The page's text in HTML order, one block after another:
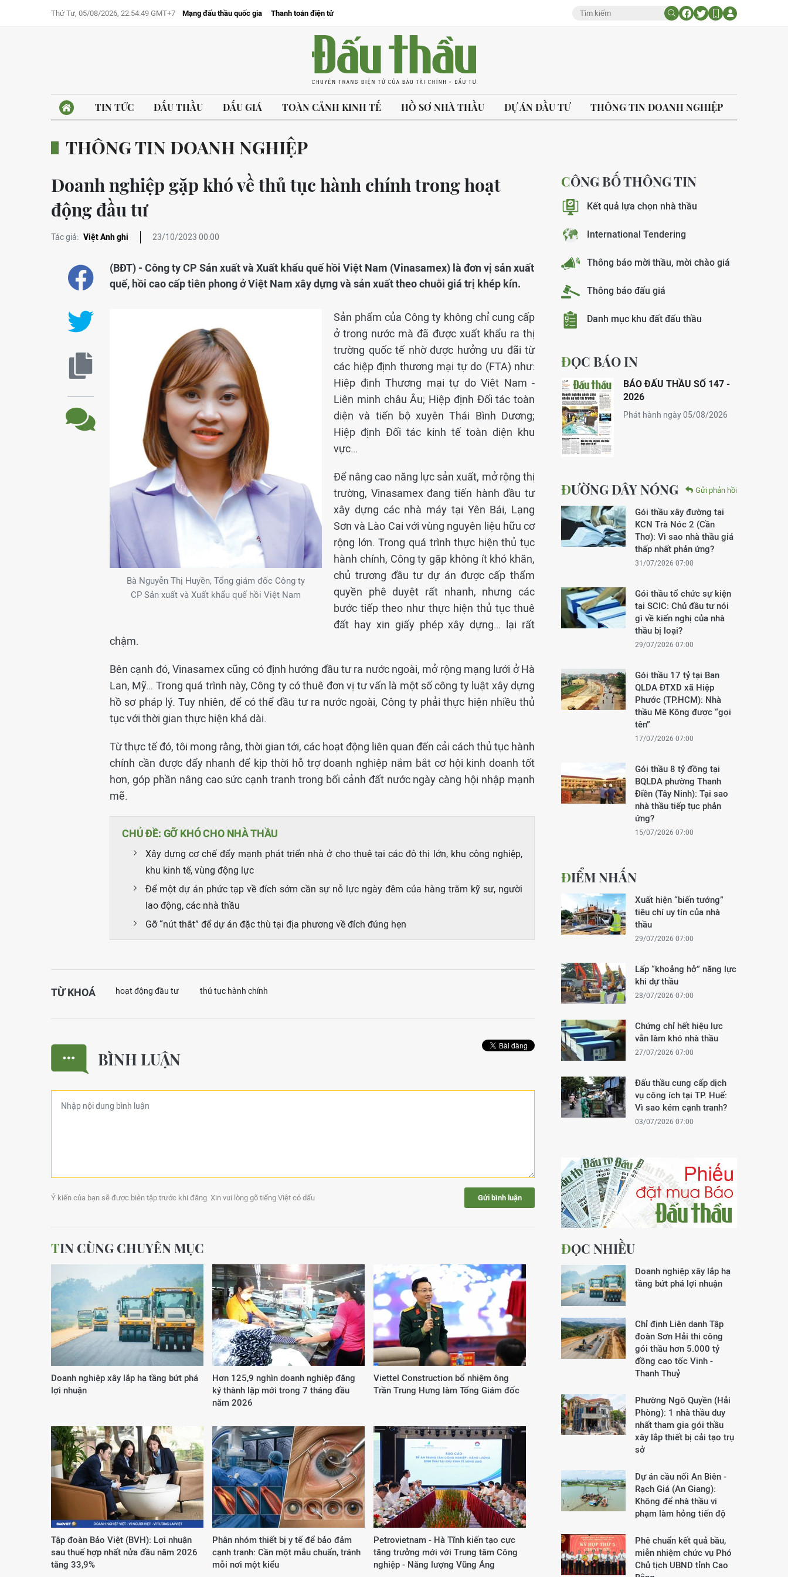
Thứ Tư, 05/08/2026, 22:54:49 GMT+7 Mạng đấu thầu quốc gia Thanh toán điện tử
TIN TỨC ĐẤU THẦU ĐẤU GIÁ TOÀN CẢNH KINH TẾ HỒ SƠ NHÀ THẦU DỰ ÁN ĐẦU TƯ THÔNG TIN DOANH NGHIỆP
THÔNG TIN DOANH NGHIỆP
Doanh nghiệp gặp khó về thủ tục hành chính trong hoạt
động đầu tư
Tác giả: Việt Anh ghi 23/10/2023 00:00
(BĐT) - Công ty CP Sản xuất và Xuất khẩu quế hồi Việt Nam (Vinasamex) là đơn vị sản xuất
quế, hồi cao cấp tiên phong ở Việt Nam xây dựng và sản xuất theo chuỗi giá trị khép kín.
Bà Nguyễn Thị Huyền, Tổng giám đốc Công ty
CP Sản xuất và Xuất khẩu quế hồi Việt Nam
Sản phẩm của Công ty không chỉ cung cấp
ở trong nước mà đã được xuất khẩu ra thị
trường quốc tế nhờ được hưởng ưu đãi từ
các hiệp định thương mại tự do (FTA) như:
Hiệp định Thương mại tự do Việt Nam -
Liên minh châu Âu; Hiệp định Đối tác toàn
diện và tiến bộ xuyên Thái Bình Dương;
Hiệp định Đối tác kinh tế toàn diện khu
vực…
Để nâng cao năng lực sản xuất, mở rộng thị
trường, Vinasamex đang tiến hành đầu tư
xây dựng các nhà máy tại Yên Bái, Lạng
Sơn và Lào Cai với vùng nguyên liệu hữu cơ
rộng lớn. Trong quá trình thực hiện thủ tục
hành chính, Công ty gặp không ít khó khăn,
chủ trương đầu tư dự án được cấp thẩm
quyền phê duyệt rất nhanh, nhưng các
bước tiếp theo như thực hiện thủ tục thuê
đất hay xin giấy phép xây dựng… lại rất
chậm.
Bên cạnh đó, Vinasamex cũng có định hướng đầu tư ra nước ngoài, mở rộng mạng lưới ở Hà
Lan, Mỹ… Trong quá trình này, Công ty có thuê đơn vị tư vấn là một số công ty luật xây dựng
hồ sơ pháp lý. Tuy nhiên, để có thể đầu tư ra nước ngoài, Công ty phải thực hiện nhiều thủ
tục với thời gian thực hiện khá dài.
Từ thực tế đó, tôi mong rằng, thời gian tới, các hoạt động liên quan đến cải cách thủ tục hành
chính cần được đẩy nhanh để kịp thời hỗ trợ doanh nghiệp nắm bắt cơ hội kinh doanh tốt
hơn, góp phần nâng cao sức cạnh tranh trong bối cảnh đất nước ngày càng hội nhập mạnh
mẽ.
CHỦ ĐỀ: GỠ KHÓ CHO NHÀ THẦU
Xây dựng cơ chế đẩy mạnh phát triển nhà ở cho thuê tại các đô thị lớn, khu công nghiệp,
khu kinh tế, vùng động lực
Để một dự án phức tạp về đích sớm cần sự nỗ lực ngày đêm của hàng trăm kỹ sư, người
lao động, các nhà thầu
Gỡ “nút thắt” để dự án đặc thù tại địa phương về đích đúng hẹn
TỪ KHOÁ hoạt động đầu tư thủ tục hành chính
BÌNH LUẬN
Ý kiến của bạn sẽ được biên tập trước khi đăng. Xin vui lòng gõ tiếng Việt có dấu Gửi bình luận
TIN CÙNG CHUYÊN MỤC
Doanh nghiệp xây lắp hạ tầng bứt phá
lợi nhuận
Hơn 125,9 nghìn doanh nghiệp đăng
ký thành lập mới trong 7 tháng đầu
năm 2026
Viettel Construction bổ nhiệm ông
Trần Trung Hưng làm Tổng Giám đốc
Tập đoàn Bảo Việt (BVH): Lợi nhuận
sau thuế hợp nhất nửa đầu năm 2026
tăng 33,9%
Phân nhóm thiết bị y tế để bảo đảm
cạnh tranh: Cần một mẫu chuẩn, tránh
mỗi nơi một kiểu
Petrovietnam - Hà Tĩnh kiến tạo cực
tăng trưởng mới với Trung tâm Công
nghiệp - Năng lượng Vũng Áng
CÔNG BỐ THÔNG TIN
Kết quả lựa chọn nhà thầu
International Tendering
Thông báo mời thầu, mời chào giá
Thông báo đấu giá
Danh mục khu đất đấu thầu
ĐỌC BÁO IN
BÁO ĐẤU THẦU SỐ 147 -
2026
Phát hành ngày 05/08/2026
ĐƯỜNG DÂY NÓNG Gửi phản hồi
Gói thầu xây đường tại
KCN Trà Nóc 2 (Cần
Thơ): Vì sao nhà thầu giá
thấp nhất phản ứng?
31/07/2026 07:00
Gói thầu tổ chức sự kiện
tại SCIC: Chủ đầu tư nói
gì về kiến nghị của nhà
thầu bị loại?
29/07/2026 07:00
Gói thầu 17 tỷ tại Ban
QLDA ĐTXD xã Hiệp
Phước (TP.HCM): Nhà
thầu Mê Kông được “gọi
tên”
17/07/2026 07:00
Gói thầu 8 tỷ đồng tại
BQLDA phường Thanh
Điền (Tây Ninh): Tại sao
nhà thầu tiếp tục phản
ứng?
15/07/2026 07:00
ĐIỂM NHẤN
Xuất hiện “biến tướng”
tiêu chí uy tín của nhà
thầu
29/07/2026 07:00
Lấp “khoảng hở” năng lực
khi dự thầu
28/07/2026 07:00
Chứng chỉ hết hiệu lực
vẫn làm khó nhà thầu
27/07/2026 07:00
Đấu thầu cung cấp dịch
vụ công ích tại TP. Huế:
Vì sao kém cạnh tranh?
03/07/2026 07:00
ĐỌC NHIỀU
Doanh nghiệp xây lắp hạ
tầng bứt phá lợi nhuận
Chỉ định Liên danh Tập
đoàn Sơn Hải thi công
gói thầu hơn 5.000 tỷ
đồng cao tốc Vinh -
Thanh Thuỷ
Phường Ngô Quyền (Hải
Phòng): 1 nhà thầu duy
nhất tham gia gói thầu
xây lắp thiết bị cải tạo trụ
sở
Dự án cầu nối An Biên -
Rạch Giá (An Giang):
Không để nhà thầu vi
phạm làm hỏng tiến độ
Phê chuẩn kết quả bầu,
miễn nhiệm chức vụ Phó
Chủ tịch UBND tỉnh Cao